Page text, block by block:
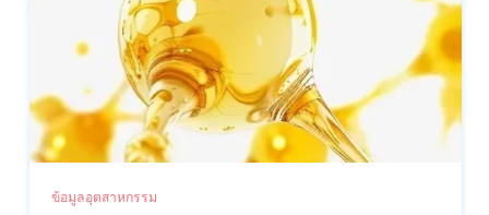
ข้อมูลอุตสาหกรรม